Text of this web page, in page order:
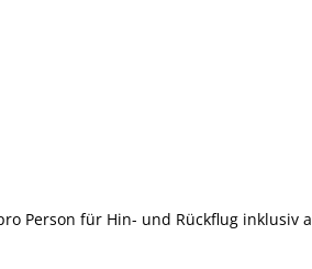
Person für Hin- und Rückflug inklusiv